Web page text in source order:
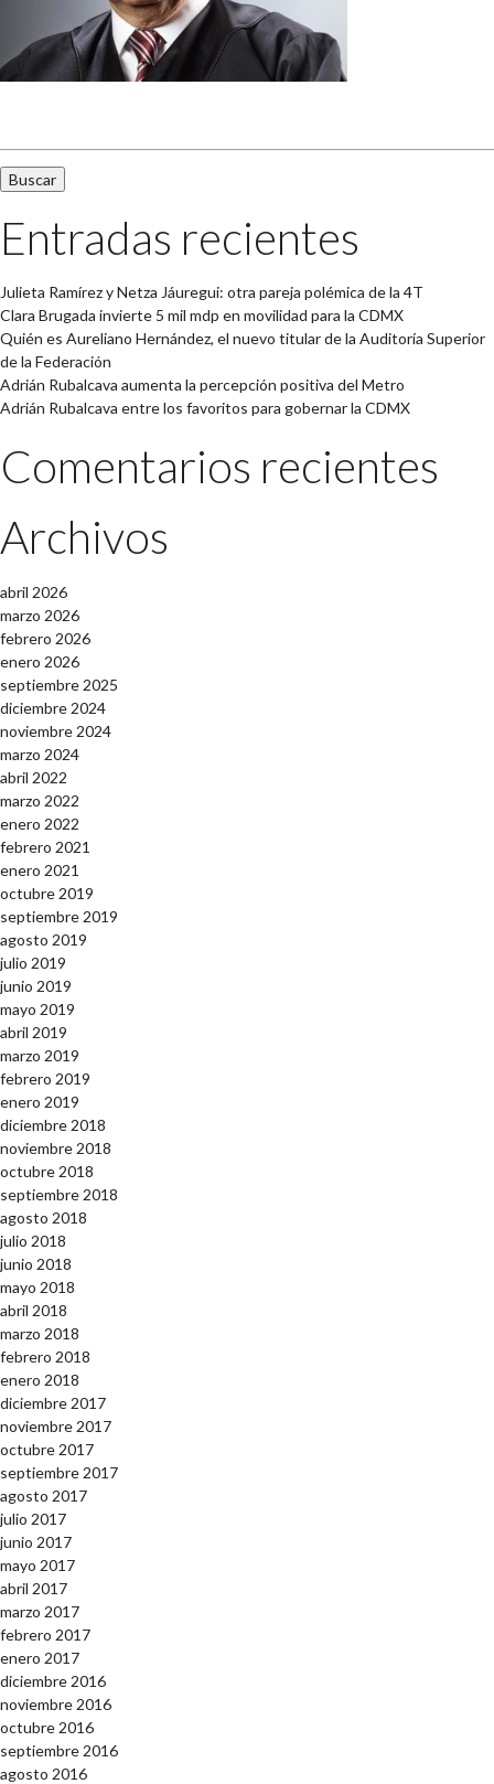
Entradas recientes
Julieta Ramírez y Netza Jáuregui: otra pareja polémica de la 4T
Clara Brugada invierte 5 mil mdp en movilidad para la CDMX
Quién es Aureliano Hernández, el nuevo titular de la Auditoría Superior
de la Federación
Adrián Rubalcava aumenta la percepción positiva del Metro
Adrián Rubalcava entre los favoritos para gobernar la CDMX
Comentarios recientes
Archivos
abril 2026
marzo 2026
febrero 2026
enero 2026
septiembre 2025
diciembre 2024
noviembre 2024
marzo 2024
abril 2022
marzo 2022
enero 2022
febrero 2021
enero 2021
octubre 2019
septiembre 2019
agosto 2019
julio 2019
junio 2019
mayo 2019
abril 2019
marzo 2019
febrero 2019
enero 2019
diciembre 2018
noviembre 2018
octubre 2018
septiembre 2018
agosto 2018
julio 2018
junio 2018
mayo 2018
abril 2018
marzo 2018
febrero 2018
enero 2018
diciembre 2017
noviembre 2017
octubre 2017
septiembre 2017
agosto 2017
julio 2017
junio 2017
mayo 2017
abril 2017
marzo 2017
febrero 2017
enero 2017
diciembre 2016
noviembre 2016
octubre 2016
septiembre 2016
agosto 2016